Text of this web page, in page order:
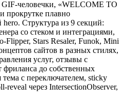
GIF-человечки, «WELCOME TO
прокрутке плавно
Структура из 9 секций:
со стеком и интеграциями,
Stars Resaler, Funok, Mini
сайтов в разных стилях,
услуг, отзывы с
фриланса до собственных
с переключателем, sticky
reveal через IntersectionObserver,